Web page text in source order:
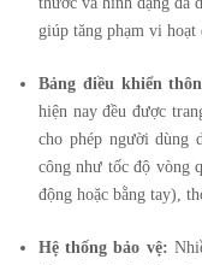
giúp tăng phạm vi hoạt
Bảng điều khiển
hiện nay đều được
cho phép người dùng
công như tốc độ vòng
động hoặc bằng tay),
Hệ thống bảo vệ: